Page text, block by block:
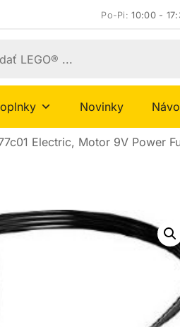
Po-Pi:10:00 -
Novinky
Electric, Motor 9V Power